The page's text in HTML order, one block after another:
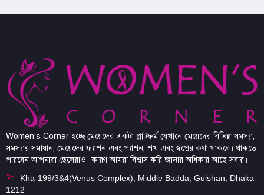
Women's Corner হচ্ছে মেয়েদের একটা প্লাটফর্ম যেখানে মেয়েদের বিভিন্ন সমস্যা,
সমস্যার সমাধান, মেয়েদের ফ্যাশন এবং প্যাশন, শখ এবং স্বপ্নের কথা থাকবে। থাকতে
পারবেন আপনারা ছেলেরাও। কারণ আমরা বিশ্বাস করি জানার অধিকার আছে সবার।
Kha-199/3&4(Venus Complex), Middle Badda, Gulshan, Dhaka-
1212